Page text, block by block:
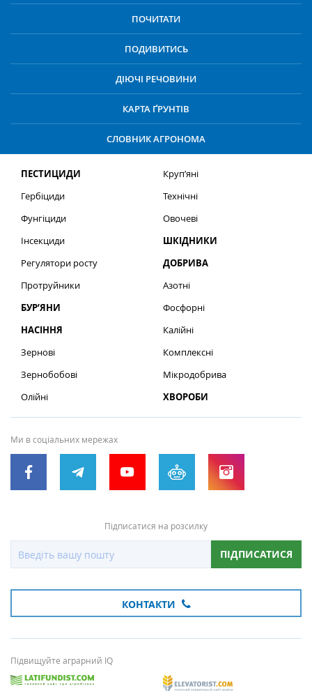
ПОЧИТАТИ
ПОДИВИТИСЬ
ДІЮЧІ РЕЧОВИНИ
КАРТА ҐРУНТІВ
СЛОВНИК АГРОНОМА
ПЕСТИЦИДИ
Гербіциди
Фунгіциди
Інсекциди
Регулятори росту
Протруйники
БУР’ЯНИ
НАСІННЯ
Зернові
Зернобобові
Олійні
Круп’яні
Технічні
Овочеві
ШКІДНИКИ
ДОБРИВА
Азотні
Фосфорні
Калійні
Комплексні
Мікродобрива
ХВОРОБИ
Ми в соціальних мережах
Підписатися на розсилку
ПІДПИСАТИСЯ
КОНТАКТИ
Підвищуйте аграрний IQ